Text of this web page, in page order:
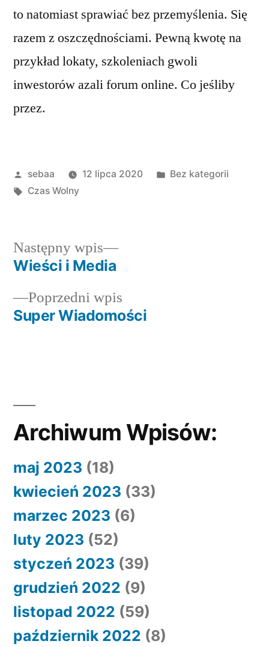
to natomiast sprawiać bez przemyślenia. Się
razem z oszczędnościami. Pewną kwotę na
przykład lokaty, szkoleniach gwoli
inwestorów azali forum online. Co jeśliby
przez.
Posted
by
sebaa 12 lipca 2020
Posted
Bez kategorii
Tagi:
Czas Wolny
Nawigacja
wpisu
Poprzedni wpis
wpis:
Super Wiadomości
Następny wpis
Następny
Wieści i Media
Archiwum Wpisów:
maj 2023 (18)
kwiecień 2023 (33)
marzec 2023 (6)
luty 2023 (52)
styczeń 2023 (39)
grudzień 2022 (9)
listopad 2022 (59)
październik 2022 (8)